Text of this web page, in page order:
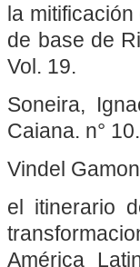
la
de base de
Vol. 19.
Soneira,
Caiana. n° 10.
Vindel
el itinerario
América